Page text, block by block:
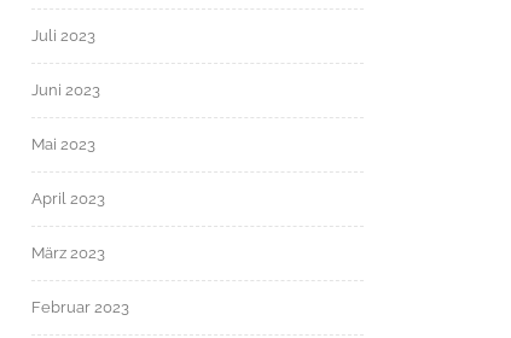
Juli 2023
Juni 2023
Mai 2023
April 2023
März 2023
Februar 2023